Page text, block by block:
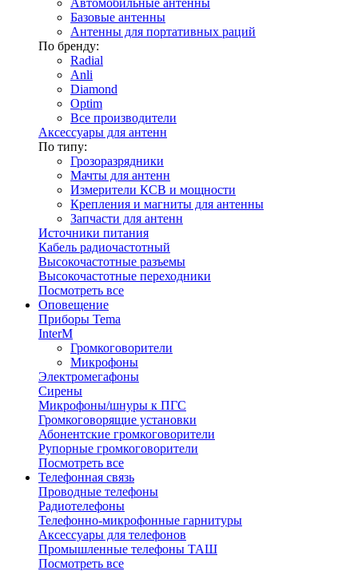
Базовые антенны
Антенны для портативных раций
По бренду:
Radial
Anli
Diamond
Optim
Все производители
Аксессуары для антенн
По типу:
Грозоразрядники
Мачты для антенн
Измерители КСВ и мощности
Крепления и магниты для антенны
Запчасти для антенн
Источники питания
Кабель радиочастотный
Высокочастотные разъемы
Высокочастотные переходники
Посмотреть все
Оповещение
Приборы Tema
InterM
Громкоговорители
Микрофоны
Электромегафоны
Сирены
Микрофоны/шнуры к ПГС
Громкоговорящие установки
Абонентские громкоговорители
Рупорные громкоговорители
Посмотреть все
Телефонная связь
Проводные телефоны
Радиотелефоны
Телефонно-микрофонные гарнитуры
Аксессуары для телефонов
Промышленные телефоны ТАШ
Посмотреть все